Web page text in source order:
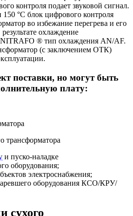
контроля подает звуковой сигнал.
°C блок цифрового контроля
во избежание перегрева и его
охлаждение
® тип охлаждения AN/AF.
(с заключением ОТК)
поставки, но могут быть
плату:
трансформатора
и пуско-наладке
оборудования;
электроснабжения;
оборудования КСО/КРУ/
сухого